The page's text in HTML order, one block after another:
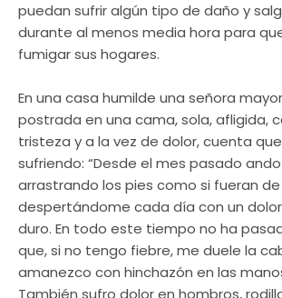
puedan sufrir algún tipo de daño y
durante al menos media hora para
fumigar sus hogares.
En una casa humilde una señora
postrada en una cama, sola, afligida,
tristeza y a la vez de dolor, cuenta
sufriendo: “Desde el mes pasado
arrastrando los pies como si fueran de
despertándome cada día con un
duro. En todo este tiempo no ha
que, si no tengo fiebre, me duele la
amanezco con hinchazón en las